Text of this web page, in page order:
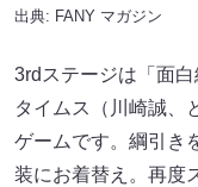
出典: FANY マガジン
3rdステージは「面
タイムス（川崎誠、
ゲームです。綱引き
装にお着替え。再度